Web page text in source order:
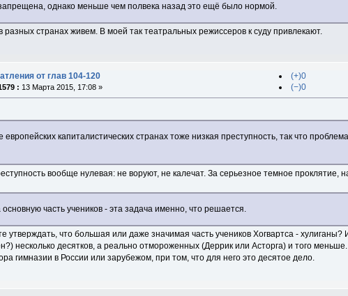
однако меньше чем полвека назад это ещё было нормой.
разных странах живем. В моей так театральных режиссеров к суду привлекают.
от глав 104-120
: 13 Марта 2015, 17:08 »
(+)0
(−)0
европейских капиталистических странах тоже низкая преступность, так что
вообще нулевая: не воруют, не калечат. За серьезное темное
основную часть учеников - эта задача именно, что решается.
утверждать, что большая или даже значимая часть учеников Хогвартса -
несколько десятков, а реально отмороженных (Деррик или Асторга) и того
гимназии в России или зарубежом, при том, что для него это десятое дело.